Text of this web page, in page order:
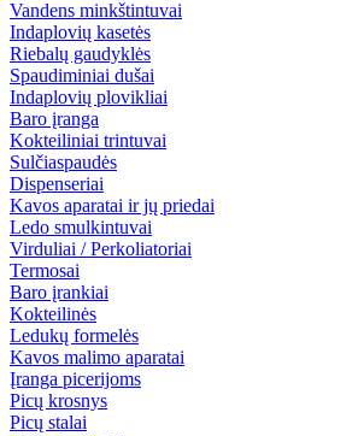
Vandens minkštintuvai
Indaplovių kasetės
Riebalų gaudyklės
Spaudiminiai dušai
Indaplovių plovikliai
Baro įranga
Kokteiliniai trintuvai
Sulčiaspaudės
Dispenseriai
Kavos aparatai ir jų priedai
Ledo smulkintuvai
Virduliai / Perkoliatoriai
Termosai
Baro įrankiai
Kokteilinės
Ledukų formelės
Kavos malimo aparatai
Įranga picerijoms
Picų krosnys
Picų stalai